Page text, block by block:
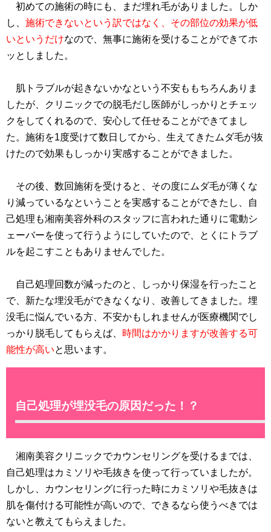
初めての施術の時にも、まだ埋れ毛がありました。しか
し、 施術できないという訳ではなく、その部位の効果が低
いというだけなので、無事に施術を受けることができてホ
ッとしました。
肌トラブルが起きないかなという不安ももちろんありま
したが、クリニックでの脱毛だし医師がしっかりとチェッ
クをしてくれるので、安心して任せることができてまし
た。施術を1度受けて数日してから、生えてきたムダ毛が抜
けたので効果もしっかり実感することができました。
その後、数回施術を受けると、その度にムダ毛が薄くな
り減っているなということを実感することができたし、自
己処理も湘南美容外科のスタッフに言われた通りに電動シ
ェーバーを使って行うようにしていたので、とくにトラブ
ルを起こすこともありませんでした。
自己処理回数が減ったのと、しっかり保湿を行ったこと
で、新たな埋没毛ができなくなり、改善してきました。埋
没毛に悩んでいる方、不安かもしれませんが医療機関でし
っかり脱毛してもらえば、 時間はかかりますが改善する可
能性が高いと思います。
自己処理が埋没毛の原因だった！？
湘南美容クリニックでカウンセリングを受けるまでは、
自己処理はカミソリや毛抜きを使って行っていましたが。
しかし、カウンセリングに行った時にカミソリや毛抜きは
肌を傷付ける可能性が高いので、できるなら使うべきでは
ないと教えてもらえました。